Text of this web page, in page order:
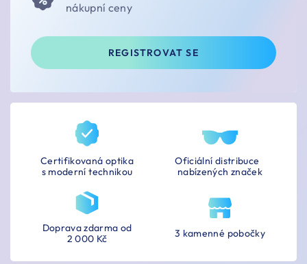
nákupní ceny
REGISTROVAT SE
Certifikovaná optika
s moderní technikou
Oficiální distribuce
nabízených značek
3 kamenné pobočky
Doprava zdarma od
2 000 Kč